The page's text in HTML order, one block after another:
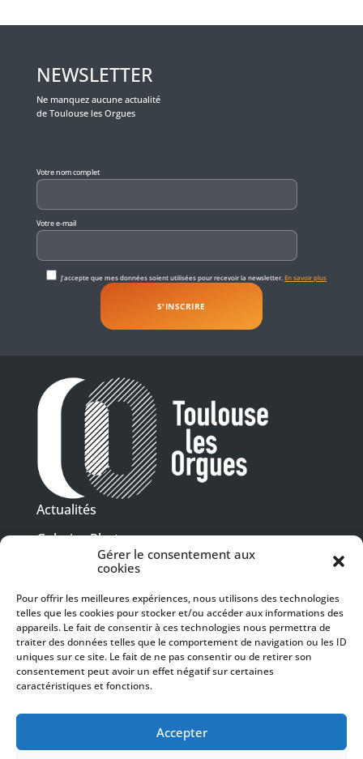
Gérer le consentement aux
cookies
Pour offrir les meilleures expériences, nous utilisons des technologies
telles que les cookies pour stocker et/ou accéder aux informations des
appareils. Le fait de consentir à ces technologies nous permettra de
traiter des données telles que le comportement de navigation ou les ID
uniques sur ce site. Le fait de ne pas consentir ou de retirer son
consentement peut avoir un effet négatif sur certaines
caractéristiques et fonctions.
Accepter
NEWSLETTER
Ne manquez aucune actualité
de Toulouse les Orgues
Votre nom complet
Votre e-mail
J'accepte que mes données soient utilisées pour recevoir la newsletter.En savoir plus
Actualités
Galeries Photos
Vidéothèque
Presse
Programme PDF
Billetterie
Recrutement
Mentions légales
SUIVEZ-NOUS